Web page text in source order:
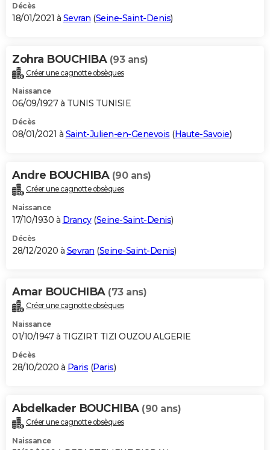
Décès
18/01/2021 à Sevran (Seine-Saint-Denis)
Zohra BOUCHIBA (93 ans)
Créer une cagnotte obsèques
Naissance
06/09/1927 à TUNIS TUNISIE
Décès
08/01/2021 à Saint-Julien-en-Genevois (Haute-Savoie)
Andre BOUCHIBA (90 ans)
Créer une cagnotte obsèques
Naissance
17/10/1930 à Drancy(Seine-Saint-Denis)
Décès
28/12/2020 à Sevran (Seine-Saint-Denis)
Amar BOUCHIBA (73 ans)
Créer une cagnotte obsèques
Naissance
01/10/1947 à TIGZIRT TIZI OUZOU ALGERIE
Décès
28/10/2020 à Paris (Paris)
Abdelkader BOUCHIBA (90 ans)
Créer une cagnotte obsèques
Naissance